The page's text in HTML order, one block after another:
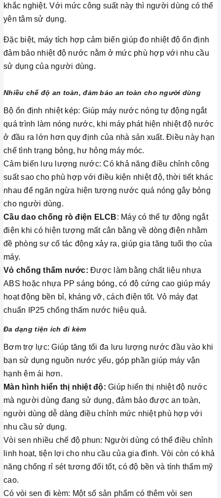
khắc nghiệt. Với mức công suất này thì người dùng có thể
yên tâm sử dụng.
Đặc biệt, máy tích hợp cảm biến giúp đo nhiệt độ ổn định
đảm bảo nhiệt độ nước nằm ở mức phù hợp với nhu cầu
sử dụng của người dùng.
Nhiều chế độ an toàn, đảm bảo an toàn cho người dùng
Bộ ổn định nhiệt kép: Giúp máy nước nóng tự động ngắt
quá trình làm nóng nước, khi máy phát hiện nhiệt độ nước
ở đầu ra lớn hơn quy định của nhà sản xuất. Điều này hạn
chế tình trạng bỏng, hư hỏng máy móc.
Cảm biến lưu lượng nước: Có khả năng điều chỉnh công
suất sao cho phù hợp với điều kiện nhiệt độ, thời tiết khác
nhau để ngăn ngừa hiện tượng nước quá nóng gây bỏng
cho người dùng.
Cầu dao chống rò điện ELCB: Máy có thể tự động ngắt
điện khi có hiện tượng mất cân bằng về dòng điện nhằm
đề phòng sự cố tác động xảy ra, giúp gia tăng tuổi thọ của
máy.
Vỏ chống thấm nước: Được làm bằng chất liệu nhựa
ABS hoặc nhựa PP sáng bóng, có độ cứng cao giúp máy
hoạt động bền bỉ, kháng vỡ, cách điện tốt. Vỏ máy đạt
chuẩn IP25 chống thấm nước hiệu quả.
Đa dạng tiện ích đi kèm
Bơm trợ lực: Giúp tăng tối đa lưu lượng nước đầu vào khi
bạn sử dụng nguồn nước yếu, góp phần giúp máy vận
hạnh êm ái hơn.
Màn hình hiển thị nhiệt độ: Giúp hiển thị nhiệt độ nước
mà người dùng đang sử dụng, đảm bảo được an toàn,
người dùng dễ dàng điều chỉnh mức nhiệt phù hợp với
nhu cầu sử dụng.
Vòi sen nhiều chế độ phun: Người dùng có thể điều chỉnh
linh hoạt, tiện lợi cho nhu cầu của gia đình. Vòi còn có khả
năng chống rỉ sét tương đối tốt, có độ bền và tính thẩm mỹ
cao.
Có vòi sen đi kèm: Một số sản phẩm có thêm vòi sen